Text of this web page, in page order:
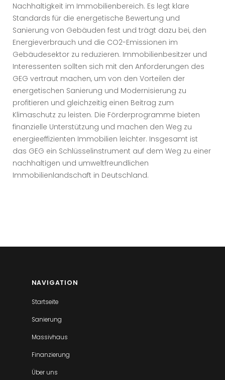
Nachhaltigkeit im Immobilienbereich. Es legt klare
Standards für die energetische Bewertung und
Sanierung von Gebäuden fest und trägt dazu bei, den
Energieverbrauch und die CO2-Emissionen im
Gebäudesektor zu reduzieren. Immobilienbesitzer und
Interessenten sollten sich mit den Anforderungen des
GEG vertraut machen, um von den Vorteilen der
energetischen Sanierung und Modernisierung zu
profitieren und gleichzeitig einen Beitrag zum
Klimaschutz zu leisten. Die Förderprogramme bieten
finanzielle Unterstützung und machen den Weg zu
energieeffizienten Immobilien leichter. Insgesamt ist
das GEG ein Schlüsselinstrument auf dem Weg zu einer
nachhaltigen und umweltfreundlichen
Immobilienlandschaft in Deutschland.
NAVIGATION
Startseite
Sanierung
Massivhaus
Finanzierung
Über uns